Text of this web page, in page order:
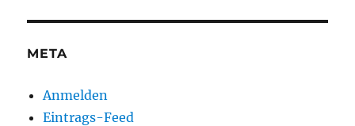
META
Anmelden
Eintrags-Feed